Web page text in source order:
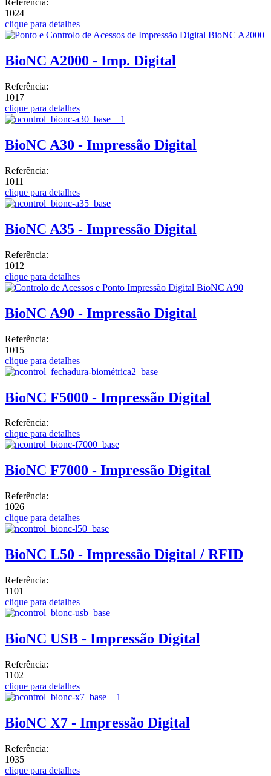
Referência:
1024
clique para detalhes
BioNC A2000 - Imp. Digital
Referência:
1017
clique para detalhes
BioNC A30 - Impressão Digital
Referência:
1011
clique para detalhes
BioNC A35 - Impressão Digital
Referência:
1012
clique para detalhes
BioNC A90 - Impressão Digital
Referência:
1015
clique para detalhes
BioNC F5000 - Impressão Digital
Referência:
clique para detalhes
BioNC F7000 - Impressão Digital
Referência:
1026
clique para detalhes
BioNC L50 - Impressão Digital / RFID
Referência:
1101
clique para detalhes
BioNC USB - Impressão Digital
Referência:
1102
clique para detalhes
BioNC X7 - Impressão Digital
Referência:
1035
clique para detalhes